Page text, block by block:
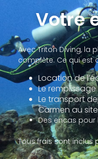
Votre
Avec Triton Diving, la
complète. Ce qui est
Location de
Le
Le transport
Carmen au
Des encas pour
Tous frais sont inclus